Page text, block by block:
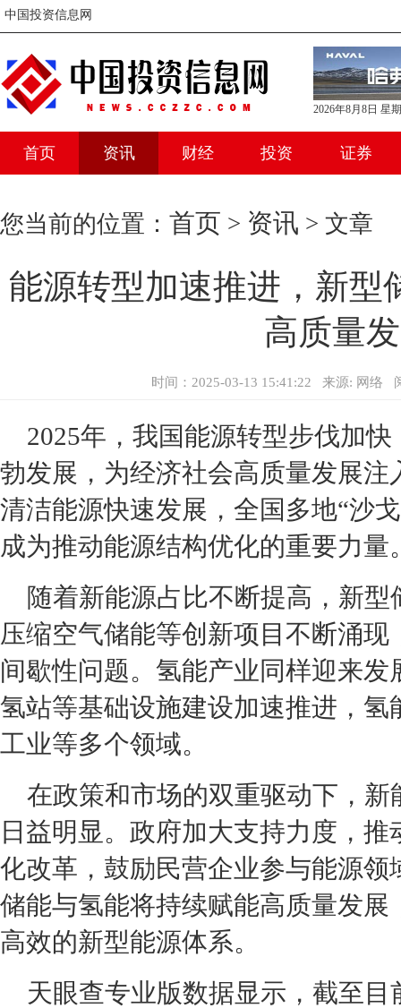
中国投资信息网
2026年8月8日 星
首页 资讯 财经 投资 证券
您当前的位置： 首页 > 资讯 > 文章
能源转型加速推进，新型
高质量
时间：2025-03-13 15:41:22 来源: 网络
2025年，我国能源转型步伐加
勃发展，为经济社会高质量发展
清洁能源快速发展，全国多地“沙
成为推动能源结构优化的重要力量
随着新能源占比不断提高，新
压缩空气储能等创新项目不断涌
间歇性问题。氢能产业同样迎来
氢站等基础设施建设加速推进，
工业等多个领域。
在政策和市场的双重驱动下，
日益明显。政府加大支持力度，
化改革，鼓励民营企业参与能源
储能与氢能将持续赋能高质量发
高效的新型能源体系。
天眼查专业版数据显示，截至